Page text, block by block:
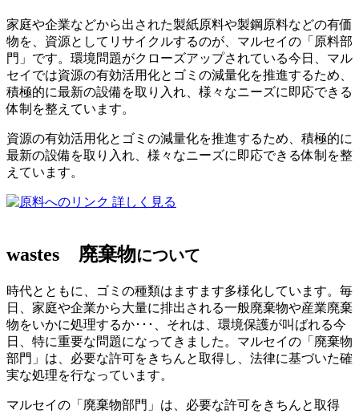
家庭や企業などから出された製紙原料や製鋼原料などの有価
物を、資源としてリサイクルするのが、マルセイの「原料部
門」です。環境問題がクローズアップされている今日、マル
セイでは資源の有効活用化とゴミの減量化を推進するため、
積極的に最新の設備を取り入れ、様々なニーズに即応できる
体制を整えています。
資源の有効活用化とゴミの減量化を推進するため、積極的に
最新の設備を取り入れ、様々なニーズに即応できる体制を整
えています。
詳しく見る
wastes 廃棄物について
時代とともに、ゴミの種類はますます多様化しています。毎
日、家庭や企業から大量に排出される一般廃棄物や産業廃棄
物をいかに処理するか･･･、それは、環境保護が叫ばれる今
日、特に重要な問題になってきました。マルセイの「廃棄物
部門」は、必要な許可をきちんと取得し、法律に基づいた確
実な処理を行なっています。
マルセイの「廃棄物部門」は、必要な許可をきちんと取得